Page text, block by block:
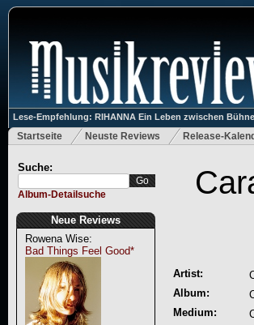
Lese-Empfehlung: RIHANNA Ein Leben zwischen
Startseite Neuste Reviews Release-
Suche:
Album-Detailsuche
Neue Reviews
Rowena Wise:
Bad Things Feel Good*
Artist:
Album:
Medium: